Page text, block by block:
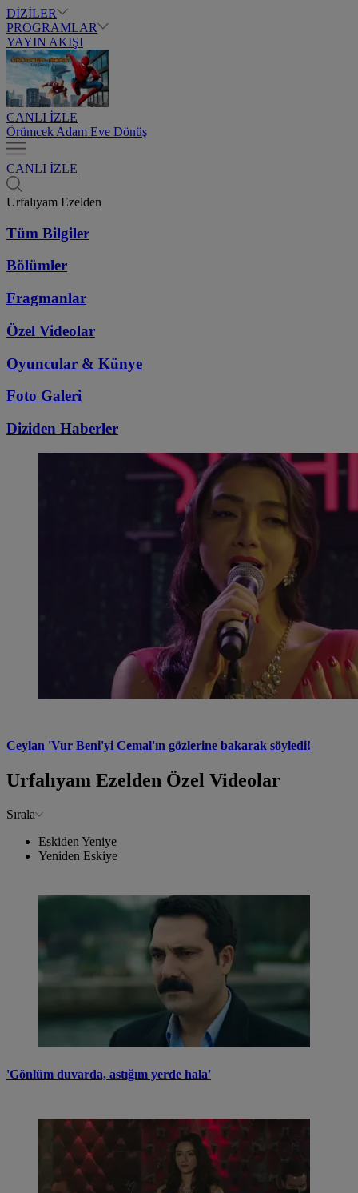
DİZİLER
PROGRAMLAR
YAYIN AKIŞI
CANLI İZLE
Örümcek Adam Eve Dönüş
CANLI İZLE
Urfalıyam Ezelden
Tüm Bilgiler
Bölümler
Fragmanlar
Özel Videolar
Oyuncular & Künye
Foto Galeri
Diziden Haberler
Ceylan 'Vur Beni'yi Cemal'ın gözlerine bakarak söyledi!
Urfalıyam Ezelden Özel Videolar
Sırala
Eskiden Yeniye
Yeniden Eskiye
'Gönlüm duvarda, astığım yerde hala'